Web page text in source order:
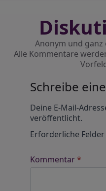
Anonym und ganz
Alle Kommentare
Schreibe
Deine E-Mail-
veröffentlicht.
Erforderliche
Kommentar*